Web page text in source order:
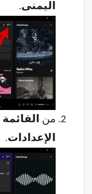
اليمنى.
من
الإعدادات.